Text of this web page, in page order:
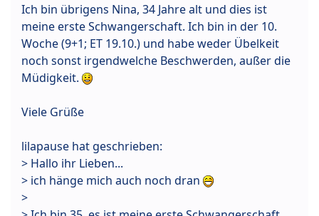
Ich bin übrigens Nina, 34 Jahre alt und dies ist
meine erste Schwangerschaft. Ich bin in der 10.
Woche (9+1; ET 19.10.) und habe weder Übelkeit
noch sonst irgendwelche Beschwerden, außer die
Müdigkeit.
Viele Grüße
lilapause hat geschrieben:
> Hallo ihr Lieben...
> ich hänge mich auch noch dran
>